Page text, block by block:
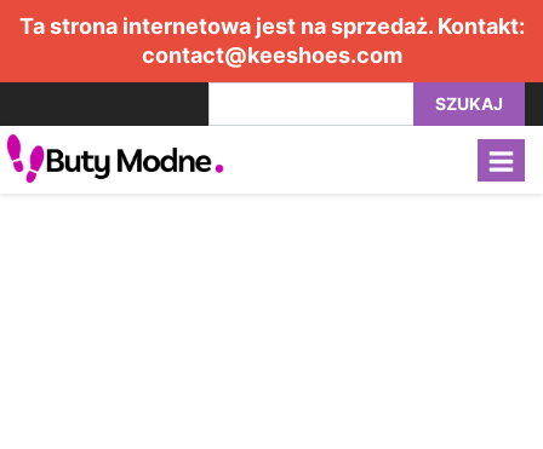
Ta strona internetowa jest na sprzedaż. Kontakt:
contact@keeshoes.com
SZUKAJ